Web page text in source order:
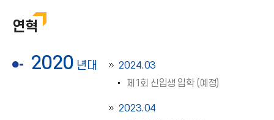
연혁
2020 년대
2024.03
제1회 신입생 입학 (예정)
2023.04